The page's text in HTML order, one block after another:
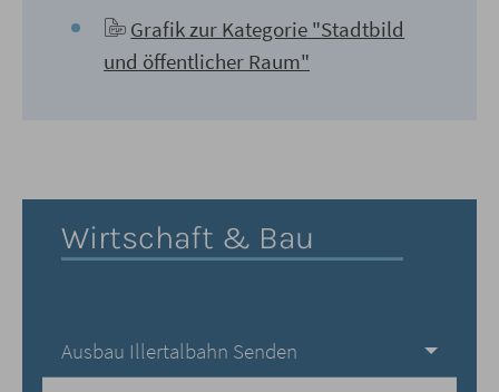
Grafik zur Kategorie "Stadtbild
und öffentlicher Raum"
Wirtschaft & Bau
Ausbau Illertalbahn Senden